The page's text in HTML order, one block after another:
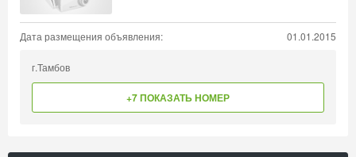
Дата размещения объявления: 01.01.2015
г.Тамбов
+7 ПОКАЗАТЬ НОМЕР